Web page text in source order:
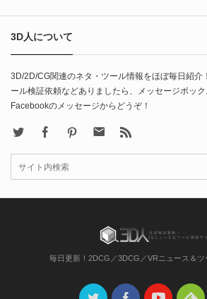
3D人について
3D/2D/CG関連のネタ・ツール情報をほぼ毎日紹介
ール検証依頼などありましたら、メッセージボッ
Facebookのメッセージからどうぞ！
FacebookPinterest Contact
毎日更新！2DCG／3DCG／VRニュース＆ツ